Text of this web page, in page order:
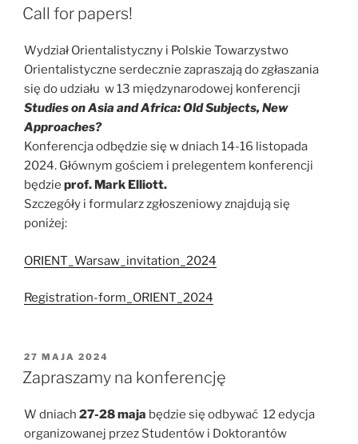
W
Call for papers!
Wydział Orientalistyczny i Polskie Towarzystwo
Orientalistyczne serdecznie zapraszają do zgłaszania
się do udziału w 13 międzynarodowej konferencji
Studies on Asia and Africa: Old Subjects, New
Approaches?
Konferencja odbędzie się w dniach 14-16 listopada
2024. Głównym gościem i prelegentem konferencji
będzie prof. Mark Elliott.
Szczegóły i formularz zgłoszeniowy znajdują się
poniżej:
ORIENT_Warsaw_invitation_2024
Registration-form_ORIENT_2024
OPUBLIKOWANE
W
27 MAJA 2024
Zapraszamy na konferencję
W dniach 27-28 maja będzie się odbywać 12 edycja
organizowanej przez Studentów i Doktorantów